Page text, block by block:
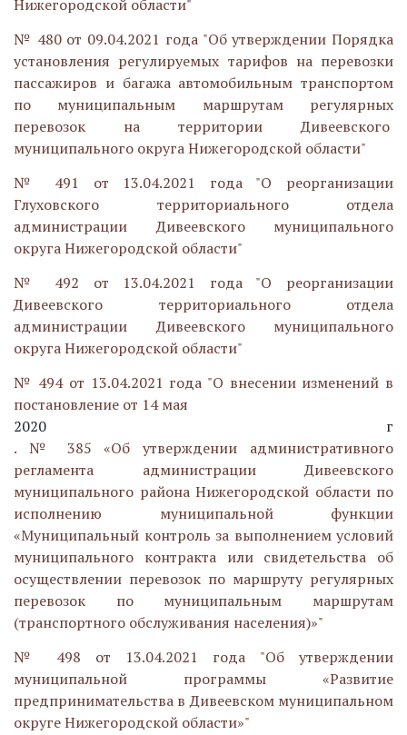
Нижегородской области"
№ 480 от 09.04.2021 года "Об утверждении Порядка
установления регулируемых тарифов на перевозки
пассажиров и багажа автомобильным транспортом
по муниципальным маршрутам регулярных
перевозок на территории Дивеевского
муниципального округа Нижегородской области"
№ 491 от 13.04.2021 года "О реорганизации
Глуховского территориального отдела
администрации Дивеевского муниципального
округа Нижегородской области"
№ 492 от 13.04.2021 года "О реорганизации
Дивеевского территориального отдела
администрации Дивеевского муниципального
округа Нижегородской области"
№ 494 от 13.04.2021 года "О внесении изменений в
постановление от 14 мая
2020 г
. № 385 «Об утверждении административного
регламента администрации Дивеевского
муниципального района Нижегородской области по
исполнению муниципальной функции
«Муниципальный контроль за выполнением условий
муниципального контракта или свидетельства об
осуществлении перевозок по маршруту регулярных
перевозок по муниципальным маршрутам
(транспортного обслуживания населения)»"
№ 498 от 13.04.2021 года "Об утверждении
муниципальной программы «Развитие
предпринимательства в Дивеевском муниципальном
округе Нижегородской области»"